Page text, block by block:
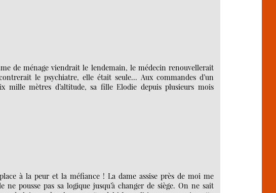
de ménage viendrait le lendemain, le médecin renouvellerait
le psychiatre, elle était seule... Aux commandes d’un
mètres d’altitude, sa fille Elodie depuis plusieurs mois
à la peur et la méfiance ! La dame assise près de moi me
pousse pas sa logique jusqu’à changer de siège. On ne sait